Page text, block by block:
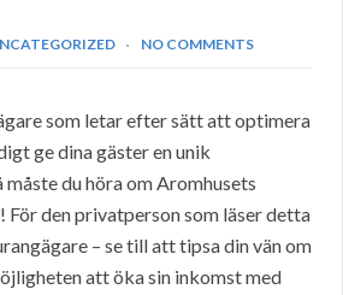
NO COMMENTS
som letar efter sätt att optimera
ge dina gäster en unik
måste du höra om Aromhusets
den privatperson som läser detta
– se till att tipsa din vän om
att öka sin inkomst med